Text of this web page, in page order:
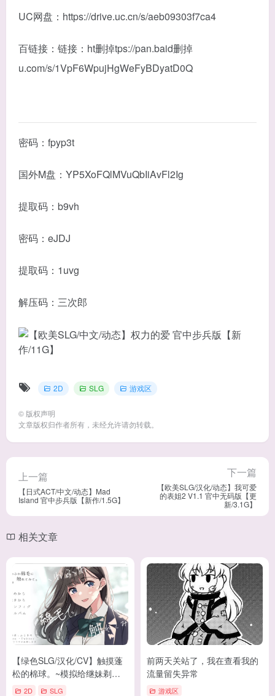
UC网盘：https://drive.uc.cn/s/aeb09303f7ca4
百链接：链接：ht删掉tps://pan.baid删掉
u.com/s/1VpF6WpujHgWeFyBDyatD0Q
密码：fpyp3t
国外M盘：YP5XoFQlMVuQbIiAvFl2Ig
提取码：b9vh
密码：eJDJ
提取码：1uvg
解压码：三次郎
2D SLG 游戏区
© 版权声明
文章版权归作者所有，未经允许请勿转载。
上一篇
【日式ACT/中文/动态】Mad
Island 官中步兵版【新作/1.5G】
下一篇
【欧美SLG/汉化/动态】我可爱
的表姐2 V1.1 官中无码版【更
新/3.1G】
相关文章
【绿色SLG/汉化/CV】触摸蓬
松的棉球。~模拟给继妹剃头
发~ 机翻版【新作/720M】
2D SLG
前两天关站了，我在查看我的
流量留失异常
游戏区